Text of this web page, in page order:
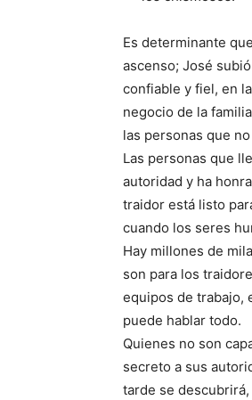
Es determinante
ascenso; José
confiable y fiel, en
negocio de la
las personas que
Las personas que
autoridad y ha
traidor está listo
cuando los seres
Hay millones de
son para los
equipos de trabajo,
puede hablar todo.
Quienes no son
secreto a sus
tarde se